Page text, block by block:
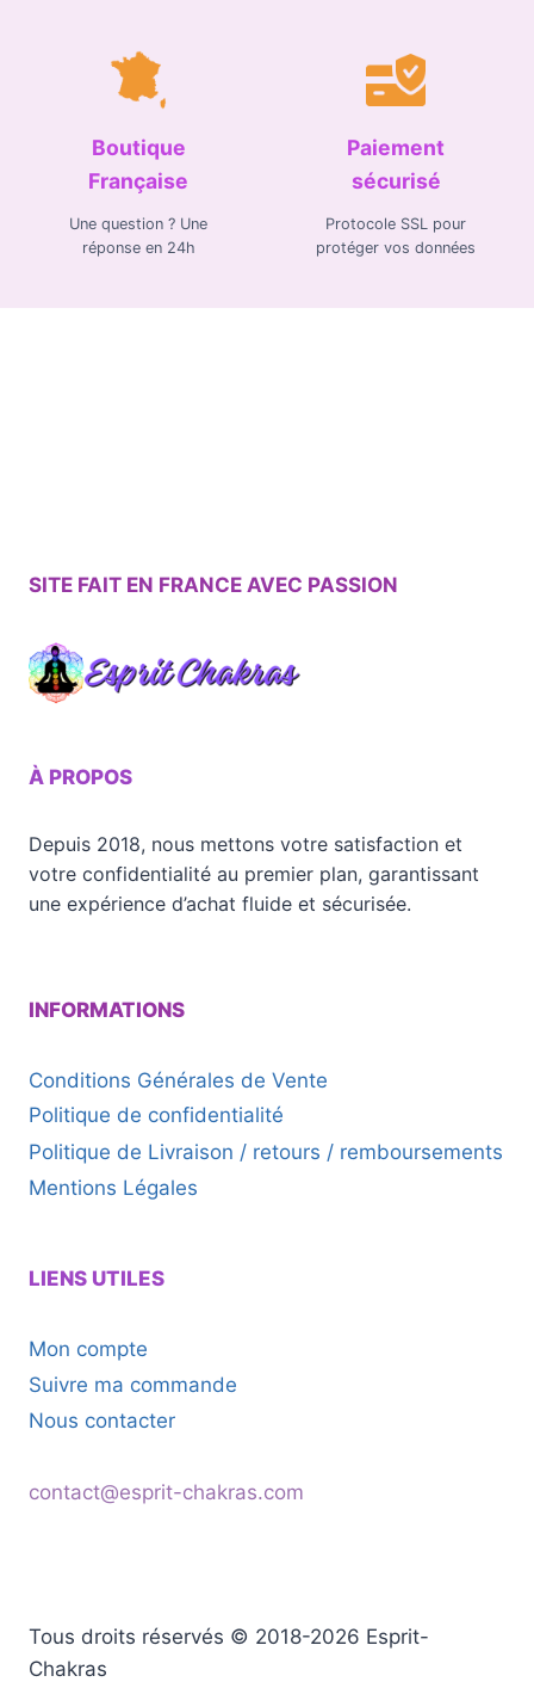
Boutique
Française
Une question ? Une
réponse en 24h
Paiement
sécurisé
Protocole SSL pour
protéger vos données
SITE FAIT EN FRANCE AVEC PASSION
À PROPOS
Depuis 2018, nous mettons votre satisfaction et
votre confidentialité au premier plan, garantissant
une expérience d’achat fluide et sécurisée.
INFORMATIONS
Conditions Générales de Vente
Politique de confidentialité
Politique de Livraison / retours / remboursements
Mentions Légales
LIENS UTILES
Mon compte
Suivre ma commande
Nous contacter
contact@esprit-chakras.com
Tous droits réservés © 2018-2026 Esprit-
Chakras